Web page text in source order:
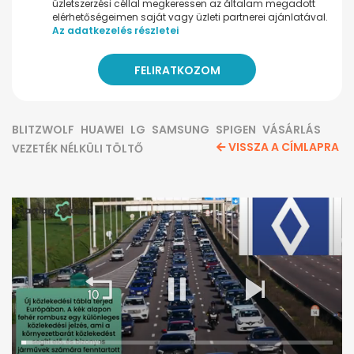
üzletszerzési céllal megkeressen az általam megadott
elérhetőségeimen saját vagy üzleti partnerei ajánlatával.
Az adatkezelés részletei
BLITZWOLF HUAWEI LG SAMSUNG SPIGEN VÁSÁRLÁS
VEZETÉK NÉLKÜLI TÖLTŐ
VISSZA A CÍMLAPRA